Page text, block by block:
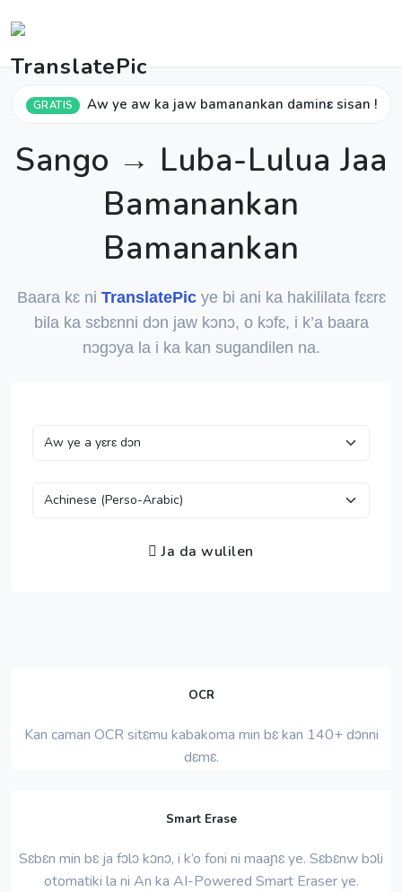
GRATIS Aw ye aw ka jaw bamanankan daminɛ sisan !
Sango → Luba-Lulua Jaa
Bamanankan
Bamanankan
Baara kɛ ni TranslatePicye bi ani ka hakililata fɛɛrɛ
bila ka sɛbɛnni dɔn jaw kɔnɔ, o kɔfɛ, i k’a baara
nɔgɔya la i ka kan sugandilen na.
Ja da wulilen
OCR
Kan caman OCR sitɛmu kabakoma min bɛ kan 140+ dɔnni
dɛmɛ.
Smart Erase
Sɛbɛn min bɛ ja fɔlɔ kɔnɔ, i k’o foni ni maaɲɛ ye. Sɛbɛnw bɔli
otomatiki la ni An ka AI-Powered Smart Eraser ye.